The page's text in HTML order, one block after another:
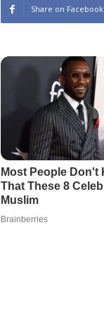
Share on Facebook